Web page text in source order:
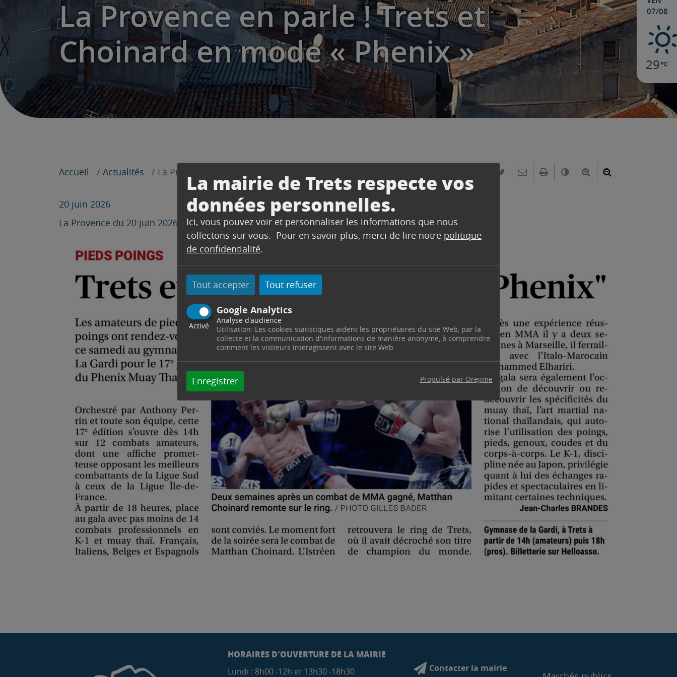
La mairie de Trets respecte vos
données personnelles.
Ici, vous pouvez voir et personnaliser les informations que nous
collectons sur vous. Pour en savoir plus, merci de lire notre politique
de confidentialité.
Tout accepter Tout refuser
Google Analytics
Activé
Analyse d'audience
Utilisation: Les cookies statistiques aident les propriétaires du site Web, par la
collecte et la communication d'informations de manière anonyme, à comprendre
comment les visiteurs interagissent avec le site Web.
Enregistrer Propulsé par Orejime
07/08
29
La Provence en parle ! Trets et
Choinard en mode « Phenix »
Accueil Actualités La Provence en parle ! Trets et Choinard en mode « Phenix » Partager sur Facebook
Partager sur Twitter
Envoyer par e-mail
ImprimerChanger le contraste
Agrandir le texte
20 juin 2026
La Provence du 20 juin 2026
HORAIRES D'OUVERTURE DE LA MAIRIE
Lundi : 8h00 -12h et 13h30 -18h30 Contacter la mairie